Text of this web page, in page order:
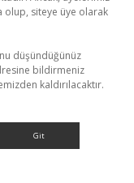
olup, siteye üye olarak
düşündüğünüz
bildirmeniz
kaldırılacaktır.